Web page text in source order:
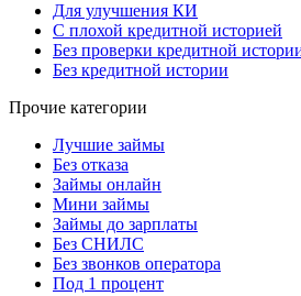
Для улучшения КИ
С плохой кредитной историей
Без проверки кредитной
Без кредитной истории
Прочие категории
Лучшие займы
Без отказа
Займы онлайн
Мини займы
Займы до зарплаты
Без СНИЛС
Без звонков оператора
Под 1 процент